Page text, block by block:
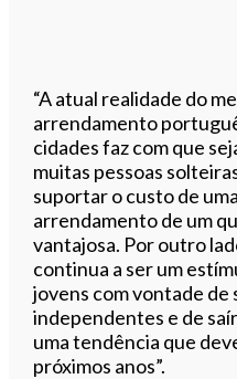
“A atual realidade do
arrendamento
cidades faz com que
muitas pessoas
suportar o custo de
arrendamento de um
vantajosa. Por outro
continua a ser um
jovens com vontade de
independentes e de
uma tendência que
próximos anos”.